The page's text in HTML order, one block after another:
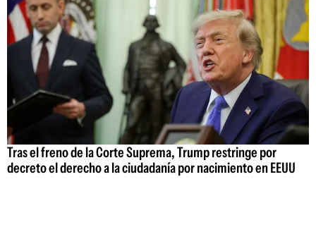
Tras el freno de la Corte Suprema, Trump restringe por
decreto el derecho a la ciudadanía por nacimiento en EEUU